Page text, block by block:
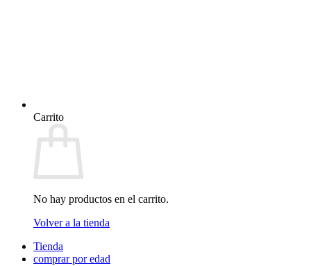
Carrito
No hay productos en el carrito.
Volver a la tienda
Tienda
comprar por edad